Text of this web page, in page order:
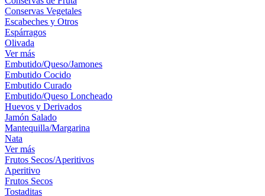
Conservas Vegetales
Escabeches y Otros
Espárragos
Olivada
Ver más
Embutido/Queso/Jamones
Embutido Cocido
Embutido Curado
Embutido/Queso Loncheado
Huevos y Derivados
Jamón Salado
Mantequilla/Margarina
Nata
Ver más
Frutos Secos/Aperitivos
Aperitivo
Frutos Secos
Tostaditas